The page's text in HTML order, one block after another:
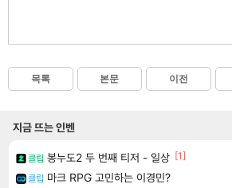
목록 본문 이전
지금 뜨는 인벤
클립 봉누도2 두 번째 티저 - 일상 [1]
클립 마크 RPG 고민하는 이경민?